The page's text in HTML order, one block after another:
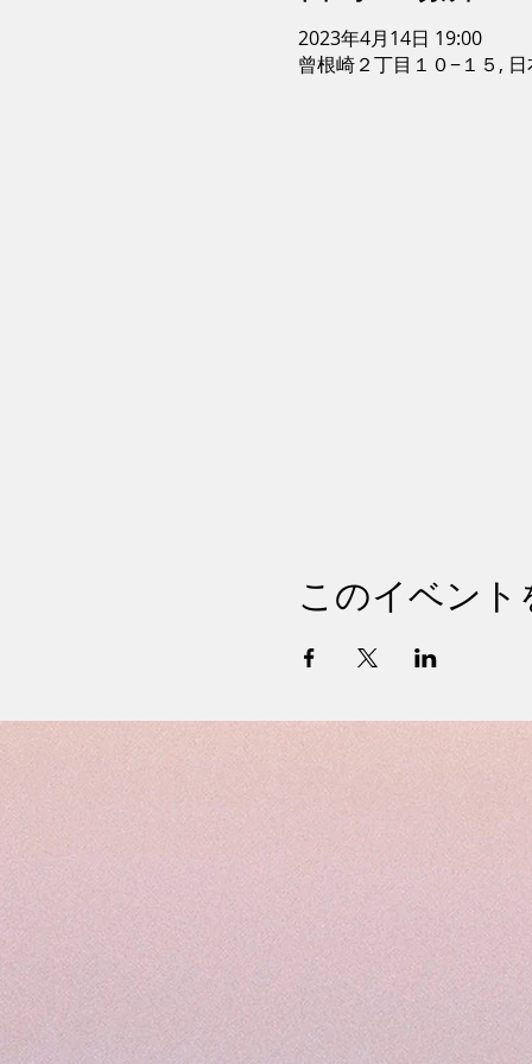
2023年4月14日 19:00
曾根崎２丁目１０−１５,
このイベント